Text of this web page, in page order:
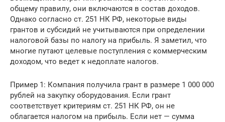
общему правилу, они включаются в состав доходов.
Однако согласно ст. 251 НК РФ, некоторые виды
грантов и субсидий не учитываются при определении
налоговой базы по налогу на прибыль. Я заметил, что
многие путают целевые поступления с коммерческим
доходом, что ведет к недоплате налогов.
Пример 1: Компания получила грант в размере 1 000 000
рублей на закупку оборудования. Если грант
соответствует критериям ст. 251 НК РФ, он не
облагается налогом на прибыль. Если нет — сумма